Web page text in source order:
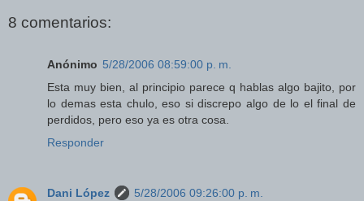
8 comentarios:
Anónimo 5/28/2006 08:59:00 p. m.
Esta muy bien, al principio parece q hablas algo bajito, por
lo demas esta chulo, eso si discrepo algo de lo el final de
perdidos, pero eso ya es otra cosa.
Responder
Dani López
5/28/2006 09:26:00 p. m.